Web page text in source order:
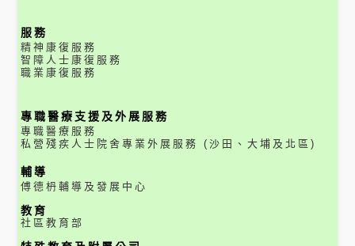
服務
精神康復服務
智障人士康復服務
職業康復服務
專職醫療支援及外展服務
專職醫療服務
私營殘疾人士院舍專業外展服務 (沙田、大埔及北區)
輔導
傅德枬輔導及發展中心
教育
社區教育部